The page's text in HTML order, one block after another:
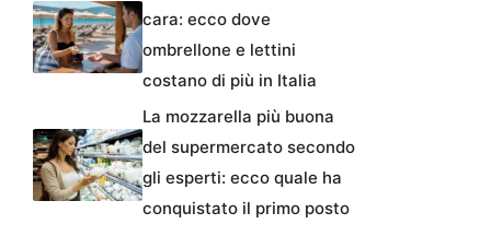
cara: ecco dove
ombrellone e lettini
costano di più in Italia
La mozzarella più buona
del supermercato secondo
gli esperti: ecco quale ha
conquistato il primo posto